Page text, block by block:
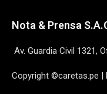
Nota & Prensa
Av. Guardia Civil 1321,
Copyright ©caretas.pe |